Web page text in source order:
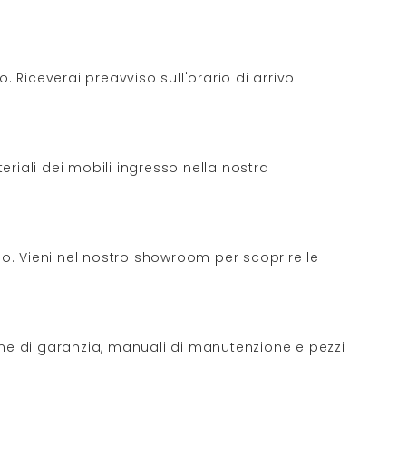
Riceverai preavviso sull'orario di arrivo.
dei mobili ingresso nella nostra
Vieni nel nostro showroom per scoprire le
di garanzia, manuali di manutenzione e pezzi